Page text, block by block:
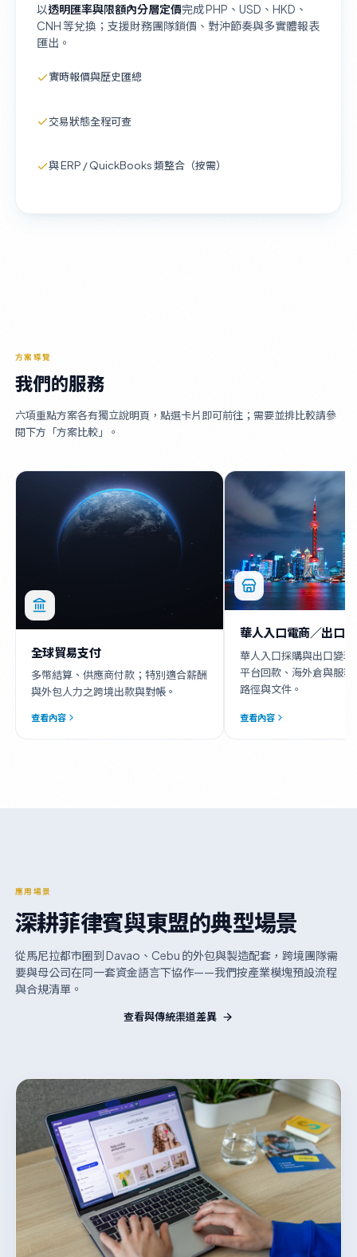
以透明匯率與限額內分層定價完成 PHP、USD、HKD、
CNH 等兌換；支援財務團隊鎖價、對沖節奏與多實體報表
匯出。
實時報價與歷史匯總
交易狀態全程可查
與 ERP / QuickBooks 類整合（按需）
方案導覽
我們的服務
六項重點方案各有獨立說明頁，點選卡片即可前往；需要並排比較請參
閱下方「方案比較」。
全球貿易支付
多幣結算、供應商付款；特別適合薪酬
與外包人力之跨境出款與對帳。
查看內容
華人入口電商／出口
華人入口採購與出口變
平台回款、海外倉與服
路徑與文件。
查看內容
應用場景
深耕菲律賓與東盟的典型場景
從馬尼拉都市圈到 Davao、Cebu 的外包與製造配套，跨境團隊需
要與母公司在同一套資金語言下協作——我們按產業模塊預設流程
與合規清單。
查看與傳統渠道差異